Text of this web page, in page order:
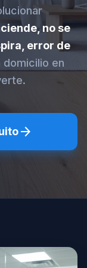
no se
error de
en
arrow_forward